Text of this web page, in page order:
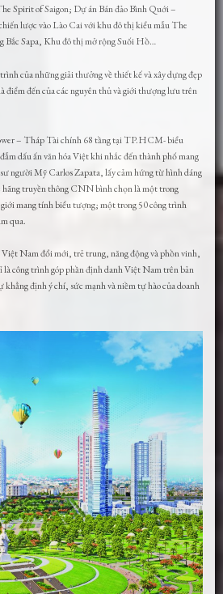
Spirit of Saigon; Dự án Bán đảo Bình Quới –
lược vào Lào Cai với khu đô thị kiểu mẫu The
Sapa, Khu đô thị mở rộng Suối Hồ…
của những giải thưởng về thiết kế và xây dựng đẹp
đến của các nguyên thủ và giới thượng lưu trên
– Tháp Tài chính 68 tầng tại TP.HCM- biểu
dấu ấn văn hóa Việt khi nhắc đến thành phố mang
người Mỹ Carlos Zapata, lấy cảm hứng từ hình dáng
hãng truyền thông CNN bình chọn là một trong
mang tính biểu tượng; một trong 50 công trình
qua.
Việt Nam đổi mới, trẻ trung, năng động và phồn vinh,
công trình góp phần định danh Việt Nam trên bản
định ý chí, sức mạnh và niềm tự hào của doanh